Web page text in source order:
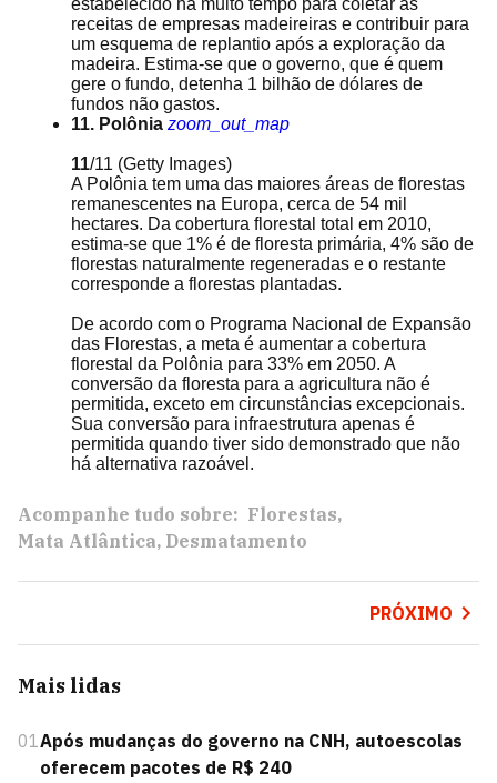
estabelecido há muito tempo para coletar as
receitas de empresas madeireiras e contribuir para
um esquema de replantio após a exploração da
madeira. Estima-se que o governo, que é quem
gere o fundo, detenha 1 bilhão de dólares de
fundos não gastos.
11. Polônia zoom_out_map
11/11 (Getty Images)
A Polônia tem uma das maiores áreas de florestas
remanescentes na Europa, cerca de 54 mil
hectares. Da cobertura florestal total em 2010,
estima-se que 1% é de floresta primária, 4% são de
florestas naturalmente regeneradas e o restante
corresponde a florestas plantadas.
De acordo com o Programa Nacional de Expansão
das Florestas, a meta é aumentar a cobertura
florestal da Polônia para 33% em 2050. A
conversão da floresta para a agricultura não é
permitida, exceto em circunstâncias excepcionais.
Sua conversão para infraestrutura apenas é
permitida quando tiver sido demonstrado que não
há alternativa razoável.
Acompanhe tudo sobre: Florestas
Mata Atlântica Desmatamento
PRÓXIMO
Mais lidas
01Após mudanças do governo na CNH, autoescolas
oferecem pacotes de R$ 240